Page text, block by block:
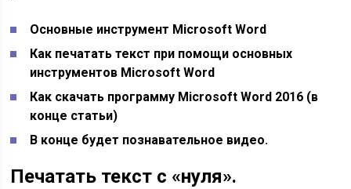
Основные инструмент Microsoft Word
Как печатать текст при помощи основных
инструментов Microsoft Word
Как скачать программу Microsoft Word 2016 (в
конце статьи)
В конце будет познавательное видео.
Печатать текст с «нуля».